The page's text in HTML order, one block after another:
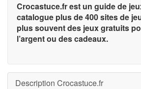
Crocastuce.fr est un guide de
catalogue plus de 400 sites de
plus souvent des jeux gratuits
l’argent ou des cadeaux.
Description Crocastuce.fr